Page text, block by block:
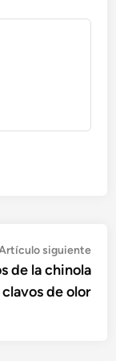
siguiente
de la chinola
de olor